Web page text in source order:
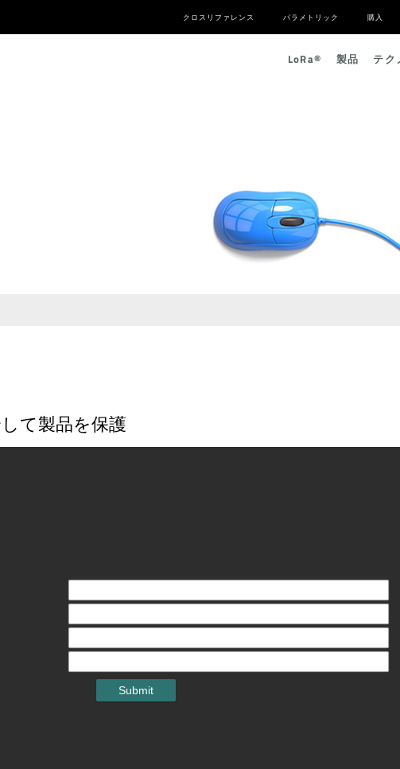
クロスリファレンス パラメトリック 購入
LoRa® 製品 テク
て製品を保護